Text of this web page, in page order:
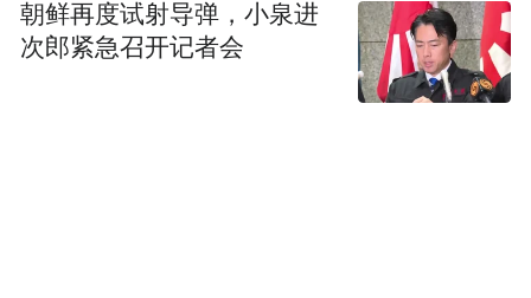
朝鲜再度试射导弹，小泉进
次郎紧急召开记者会